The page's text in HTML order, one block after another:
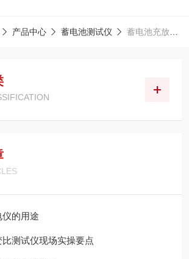
产品中心 蓄电池测试仪 蓄电池充放电测试仪
的用途
测试仪现场实操要点